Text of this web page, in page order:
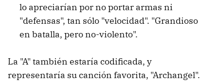
lo apreciarían por no portar armas ni
"defensas", tan sólo "velocidad". "Grandioso
en batalla, pero no-violento".
La "A" también estaría codificada, y
representaría su canción favorita, "Archangel".